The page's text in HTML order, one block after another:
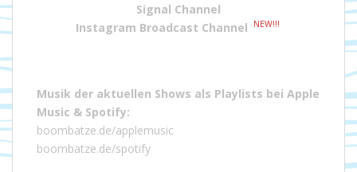
Signal Channel
Instagram Broadcast Channel
NEW!!!
Musik der aktuellen Shows als Playlists bei Apple
Music & Spotify:
boombatze.de/applemusic
boombatze.de/spotify